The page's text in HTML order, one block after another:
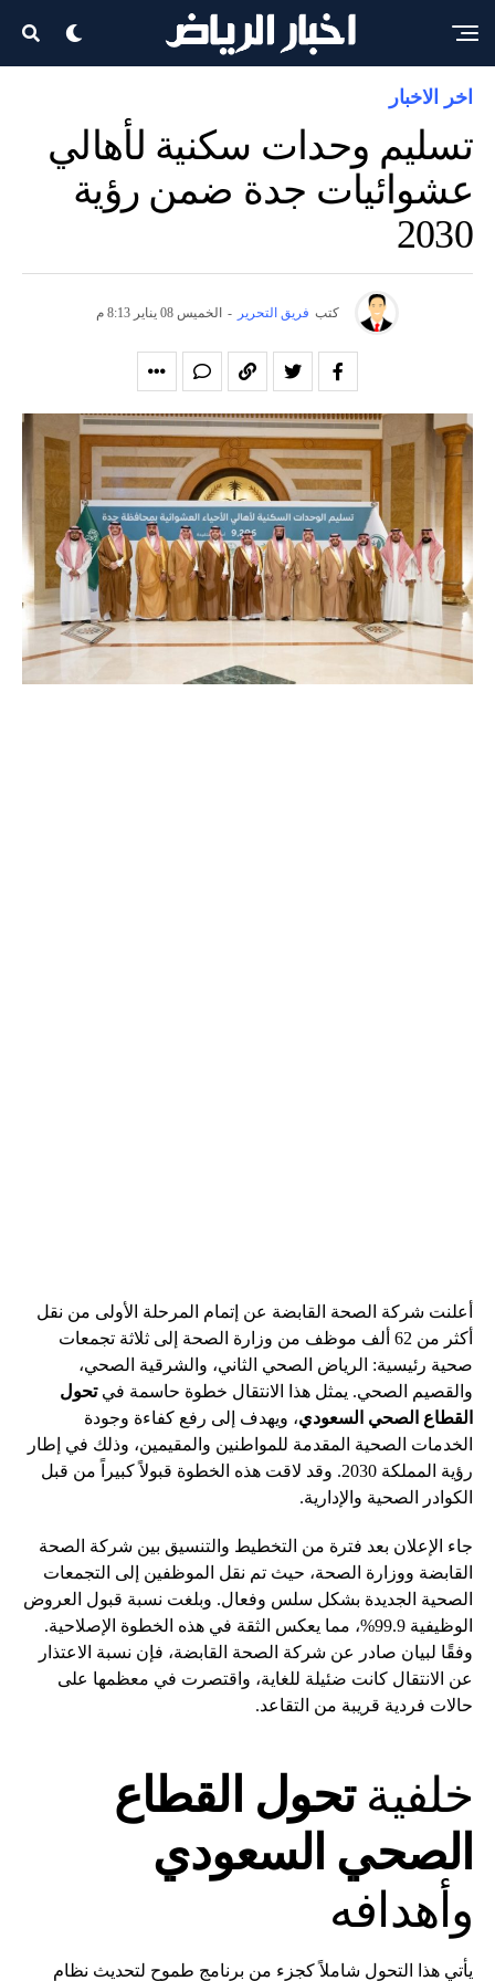
اخر الاخبار
تسليم وحدات سكنية لأهالي
عشوائيات جدة ضمن رؤية
2030
كتب فريق التحرير - الخميس 08 يناير 8:13 م
أعلنت شركة الصحة القابضة عن إتمام المرحلة الأولى من نقل
أكثر من 62 ألف موظف من وزارة الصحة إلى ثلاثة تجمعات
صحية رئيسية: الرياض الصحي الثاني، والشرقية الصحي،
والقصيم الصحي. يمثل هذا الانتقال خطوة حاسمة فيتحول
القطاع الصحي السعودي، ويهدف إلى رفع كفاءة وجودة
الخدمات الصحية المقدمة للمواطنين والمقيمين، وذلك في إطار
رؤية المملكة 2030. وقد لاقت هذه الخطوة قبولاً كبيراً من قبل
الكوادر الصحية والإدارية.
جاء الإعلان بعد فترة من التخطيط والتنسيق بين شركة الصحة
القابضة ووزارة الصحة، حيث تم نقل الموظفين إلى التجمعات
الصحية الجديدة بشكل سلس وفعال. وبلغت نسبة قبول العروض
الوظيفية 99.9%، مما يعكس الثقة في هذه الخطوة الإصلاحية.
وفقًا لبيان صادر عن شركة الصحة القابضة، فإن نسبة الاعتذار
عن الانتقال كانت ضئيلة للغاية، واقتصرت في معظمها على
حالات فردية قريبة من التقاعد.
خلفيةتحول القطاع
الصحي السعودي
وأهدافه
يأتي هذا التحول شاملاً كجزء من برنامج طموح لتحديث نظام